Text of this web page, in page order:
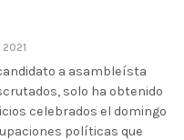
a asambleísta
solo ha obtenido
celebrados el domingo
políticas que